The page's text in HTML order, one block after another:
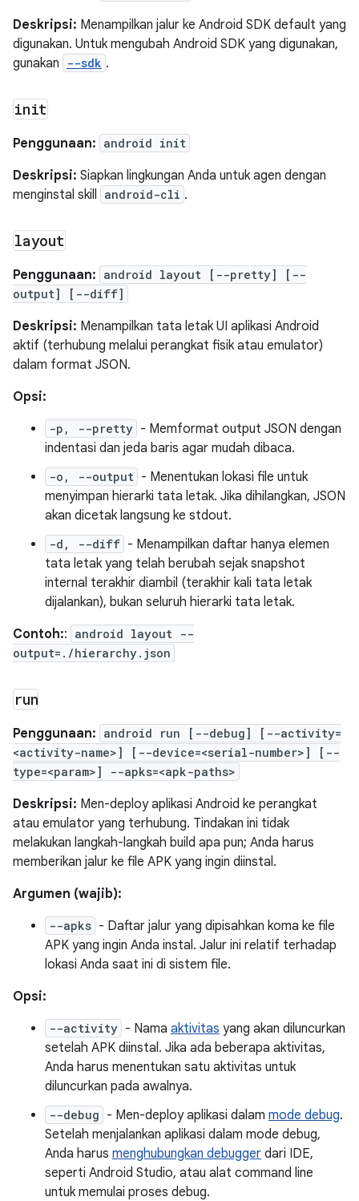
Deskripsi: Menampilkan jalur ke Android SDK default yang
digunakan. Untuk mengubah Android SDK yang digunakan,
gunakan
--sdk .
init
Penggunaan: android init
Deskripsi: Siapkan lingkungan Anda untuk agen dengan
menginstal skill android-cli .
layout
Penggunaan: android layout [--pretty] [--
output] [--diff]
Deskripsi: Menampilkan tata letak UI aplikasi Android
aktif (terhubung melalui perangkat fisik atau emulator)
dalam format JSON.
Opsi:
-p, --pretty - Memformat output JSON dengan
indentasi dan jeda baris agar mudah dibaca.
-o, --output - Menentukan lokasi file untuk
menyimpan hierarki tata letak. Jika dihilangkan, JSON
akan dicetak langsung ke stdout.
-d, --diff - Menampilkan daftar hanya elemen
tata letak yang telah berubah sejak snapshot
internal terakhir diambil (terakhir kali tata letak
dijalankan), bukan seluruh hierarki tata letak.
Contoh:: android layout --
output=./hierarchy.json
run
Penggunaan: android run [--debug] [--activity=
<activity-name>] [--device=<serial-number>] [--
type=<param>] --apks=<apk-paths>
Deskripsi: Men-deploy aplikasi Android ke perangkat
atau emulator yang terhubung. Tindakan ini tidak
melakukan langkah-langkah build apa pun; Anda harus
memberikan jalur ke file APK yang ingin diinstal.
Argumen (wajib):
--apks - Daftar jalur yang dipisahkan koma ke file
APK yang ingin Anda instal. Jalur ini relatif terhadap
lokasi Anda saat ini di sistem file.
Opsi:
--activity - Nama aktivitas yang akan diluncurkan
setelah APK diinstal. Jika ada beberapa aktivitas,
Anda harus menentukan satu aktivitas untuk
diluncurkan pada awalnya.
--debug - Men-deploy aplikasi dalam mode debug.
Setelah menjalankan aplikasi dalam mode debug,
Anda harus menghubungkan debugger dari IDE,
seperti Android Studio, atau alat command line
untuk memulai proses debug.